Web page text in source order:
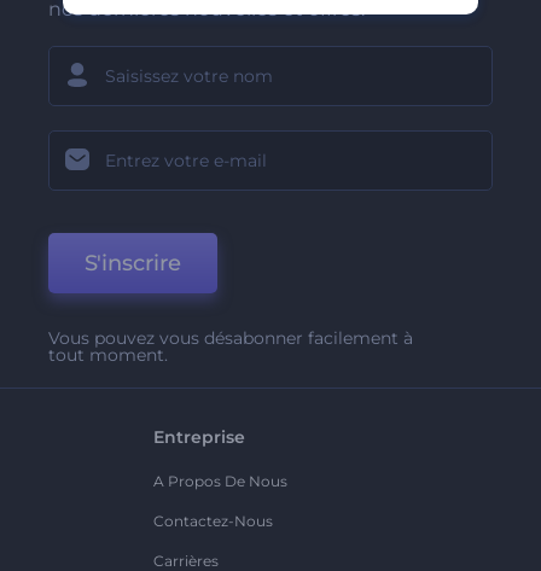
nos dernières nouvelles et offres.
S'inscrire
Vous pouvez vous désabonner facilement à
tout moment.
Entreprise
A Propos De Nous
Contactez-Nous
Carrières